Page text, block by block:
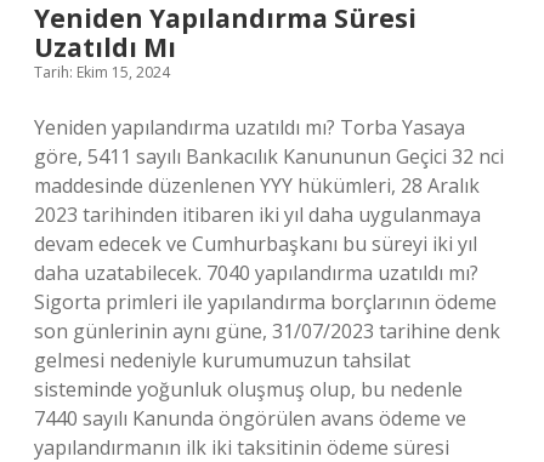
Yeniden Yapılandırma Süresi
Uzatıldı Mı
Tarih: Ekim 15, 2024
Yeniden yapılandırma uzatıldı mı? Torba Yasaya
göre, 5411 sayılı Bankacılık Kanununun Geçici 32 nci
maddesinde düzenlenen YYY hükümleri, 28 Aralık
2023 tarihinden itibaren iki yıl daha uygulanmaya
devam edecek ve Cumhurbaşkanı bu süreyi iki yıl
daha uzatabilecek. 7040 yapılandırma uzatıldı mı?
Sigorta primleri ile yapılandırma borçlarının ödeme
son günlerinin aynı güne, 31/07/2023 tarihine denk
gelmesi nedeniyle kurumumuzun tahsilat
sisteminde yoğunluk oluşmuş olup, bu nedenle
7440 sayılı Kanunda öngörülen avans ödeme ve
yapılandırmanın ilk iki taksitinin ödeme süresi